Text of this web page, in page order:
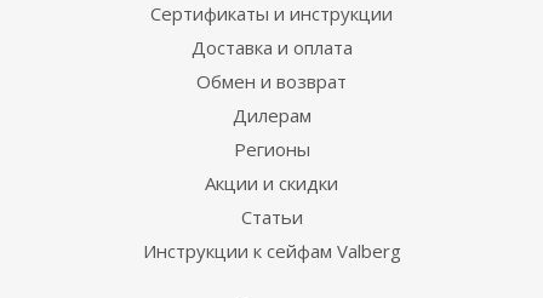
Сертификаты и инструкции
Доставка и оплата
Обмен и возврат
Дилерам
Регионы
Акции и скидки
Статьи
Инструкции к сейфам Valberg